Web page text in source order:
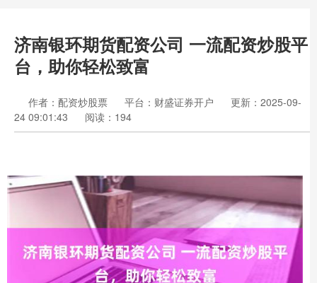
济南银环期货配资公司 一流配资炒股平
台，助你轻松致富
作者：配资炒股票 平台：财盛证券开户
更新：2025-09-
24 09:01:43
阅读：194